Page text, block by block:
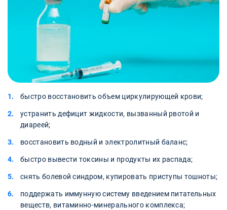
быстро восстановить объем циркулирующей крови;
устранить дефицит жидкости, вызванный рвотой и
диареей;
восстановить водный и электролитный баланс;
быстро вывести токсины и продукты их распада;
снять болевой синдром, купировать приступы тошноты;
поддержать иммунную систему введением питательных
веществ, витаминно-минерального комплекса;